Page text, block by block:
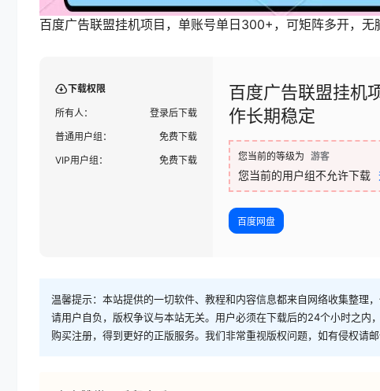
百度广告联盟挂机项目，单账号单日300+，可矩阵多开，无
下载权限
所有人：
登录后下载
普通用户组：
免费下载
VIP用户组：
免费下载
百度广告联盟挂机
作长期稳定
您当前的等级为 游客
您当前的用户组不允许下载
百度网盘
温馨提示：本站提供的一切软件、教程和内容信息都来自网络收集整理
请用户自负，版权争议与本站无关。用户必须在下载后的24个小时之
购买注册，得到更好的正版服务。我们非常重视版权问题，如有侵权请